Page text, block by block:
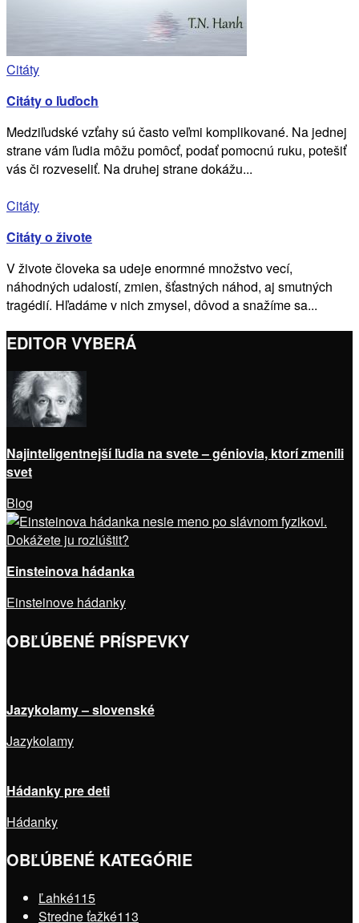
Citáty
Citáty o ľuďoch
Medziľudské vzťahy sú často veľmi komplikované. Na jednej
strane vám ľudia môžu pomôcť, podať pomocnú ruku, potešiť
vás či rozveseliť. Na druhej strane dokážu...
Citáty
Citáty o živote
V živote človeka sa udeje enormné množstvo vecí,
náhodných udalostí, zmien, šťastných náhod, aj smutných
tragédií. Hľadáme v nich zmysel, dôvod a snažíme sa...
EDITOR VYBERÁ
Najinteligentnejší ľudia na svete – géniovia, ktorí zmenili
svet
Blog
Einsteinova hádanka
Einsteinove hádanky
OBĽÚBENÉ PRÍSPEVKY
Jazykolamy – slovenské
Jazykolamy
Hádanky pre deti
Hádanky
OBĽÚBENÉ KATEGÓRIE
Ľahké115
Stredne ťažké113